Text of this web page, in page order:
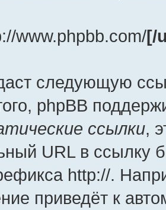
www.phpbb.com/[/
следующую
phpBB
ссылки,
URL в ссылку
http://.
приведёт к